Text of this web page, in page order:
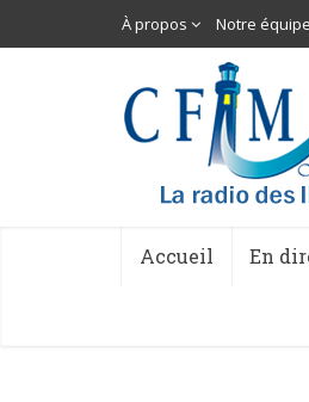
À propos Notre équipe
Accueil En